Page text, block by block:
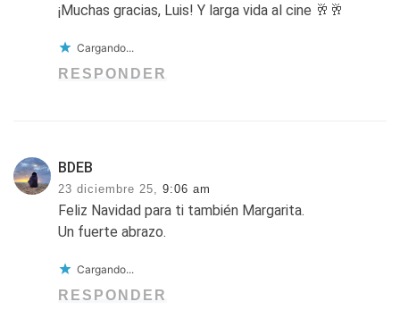
¡Muchas gracias, Luis! Y larga vida al cine 🥂🥂
Cargando...
RESPONDER
BDEB
23 diciembre 25, 9:06 am
Feliz Navidad para ti también Margarita.
Un fuerte abrazo.
Cargando...
RESPONDER